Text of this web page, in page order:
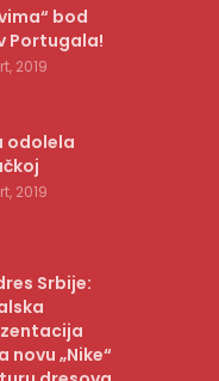
bod
Portugala!
2019
odolela
2019
Srbije:
novu „Nike“